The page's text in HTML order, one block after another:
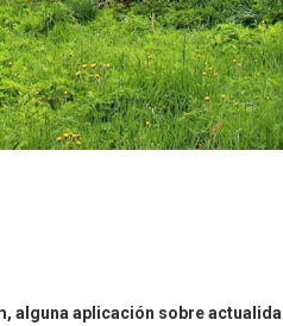
alguna aplicación sobre